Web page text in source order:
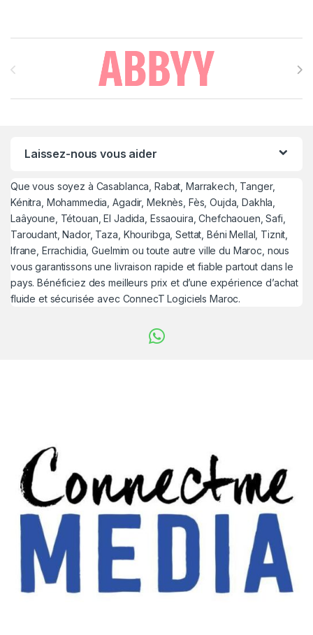
Brands Carousel
Laissez-nous vous aider
Que vous soyez à Casablanca, Rabat, Marrakech, Tanger,
Kénitra, Mohammedia, Agadir, Meknès, Fès, Oujda, Dakhla,
Laâyoune, Tétouan, El Jadida, Essaouira, Chefchaouen, Safi,
Taroudant, Nador, Taza, Khouribga, Settat, Béni Mellal, Tiznit,
Ifrane, Errachidia, Guelmim ou toute autre ville du Maroc, nous
vous garantissons une livraison rapide et fiable partout dans le
pays. Bénéficiez des meilleurs prix et d’une expérience d’achat
fluide et sécurisée avec ConnecT Logiciels Maroc.